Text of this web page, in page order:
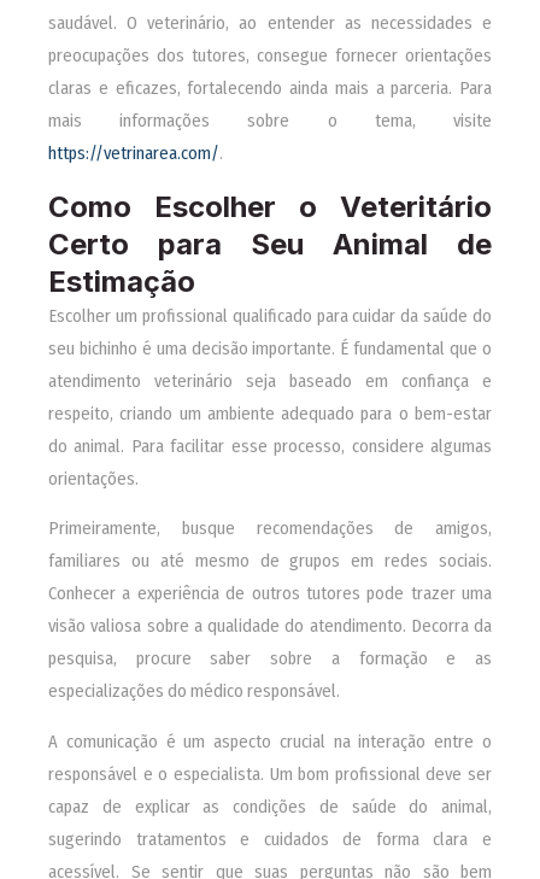
saudável. O veterinário, ao entender as necessidades e
preocupações dos tutores, consegue fornecer orientações
claras e eficazes, fortalecendo ainda mais a parceria. Para
mais informações sobre o tema, visite
https://vetrinarea.com/.
Como Escolher o Veteritário
Certo para Seu Animal de
Estimação
Escolher um profissional qualificado para cuidar da saúde do
seu bichinho é uma decisão importante. É fundamental que o
atendimento veterinário seja baseado em confiança e
respeito, criando um ambiente adequado para o bem-estar
do animal. Para facilitar esse processo, considere algumas
orientações.
Primeiramente, busque recomendações de amigos,
familiares ou até mesmo de grupos em redes sociais.
Conhecer a experiência de outros tutores pode trazer uma
visão valiosa sobre a qualidade do atendimento. Decorra da
pesquisa, procure saber sobre a formação e as
especializações do médico responsável.
A comunicação é um aspecto crucial na interação entre o
responsável e o especialista. Um bom profissional deve ser
capaz de explicar as condições de saúde do animal,
sugerindo tratamentos e cuidados de forma clara e
acessível. Se sentir que suas perguntas não são bem